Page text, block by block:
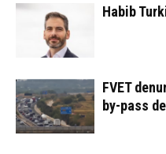
Habib
FVET
by-pass